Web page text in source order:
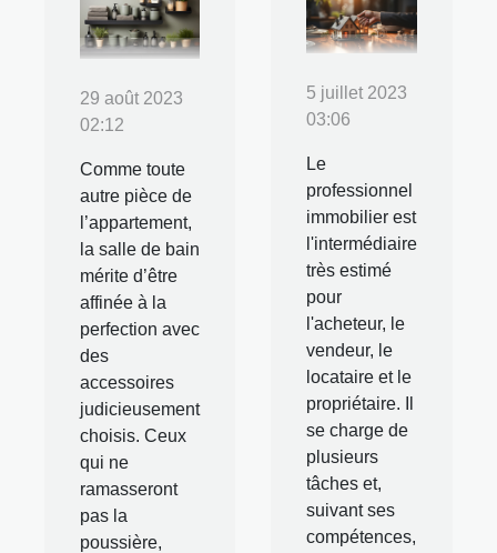
29 août 2023
02:12
Comme toute
autre pièce de
l’appartement,
la salle de bain
mérite d’être
affinée à la
perfection avec
des
accessoires
judicieusement
choisis. Ceux
qui ne
ramasseront
pas la
poussière,
5 juillet 2023
03:06
Le
professionnel
immobilier est
l'intermédiaire
très estimé
pour
l'acheteur, le
vendeur, le
locataire et le
propriétaire. Il
se charge de
plusieurs
tâches et,
suivant ses
compétences,